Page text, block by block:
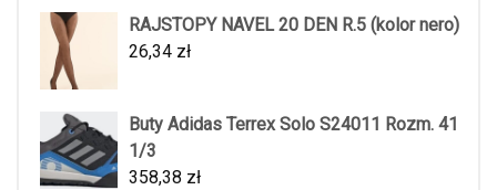
RAJSTOPY NAVEL 20 DEN R.5 (kolor nero)
26,34 zł
Buty Adidas Terrex Solo S24011 Rozm. 41
1/3
358,38 zł